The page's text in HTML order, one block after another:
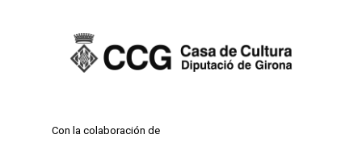
Con la colaboración de